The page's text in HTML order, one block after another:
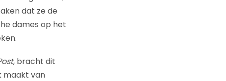
dat ze de
dames op het
, bracht dit
maakt van